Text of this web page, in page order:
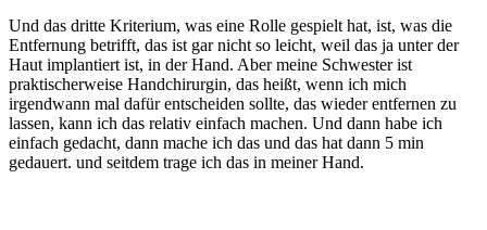
Und das dritte Kriterium, was eine Rolle gespielt hat, ist, was die
Entfernung betrifft, das ist gar nicht so leicht, weil das ja unter der
Haut implantiert ist, in der Hand. Aber meine Schwester ist
praktischerweise Handchirurgin, das heißt, wenn ich mich
irgendwann mal dafür entscheiden sollte, das wieder entfernen zu
lassen, kann ich das relativ einfach machen. Und dann habe ich
einfach gedacht, dann mache ich das und das hat dann 5 min
gedauert. und seitdem trage ich das in meiner Hand.